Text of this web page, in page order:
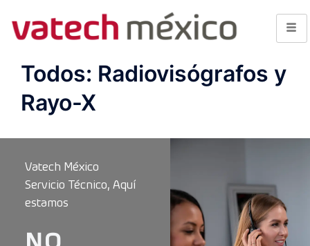
Todos: Radiovisógrafos y
Rayo-X
Vatech México
Servicio Técnico, Aquí
estamos
NO